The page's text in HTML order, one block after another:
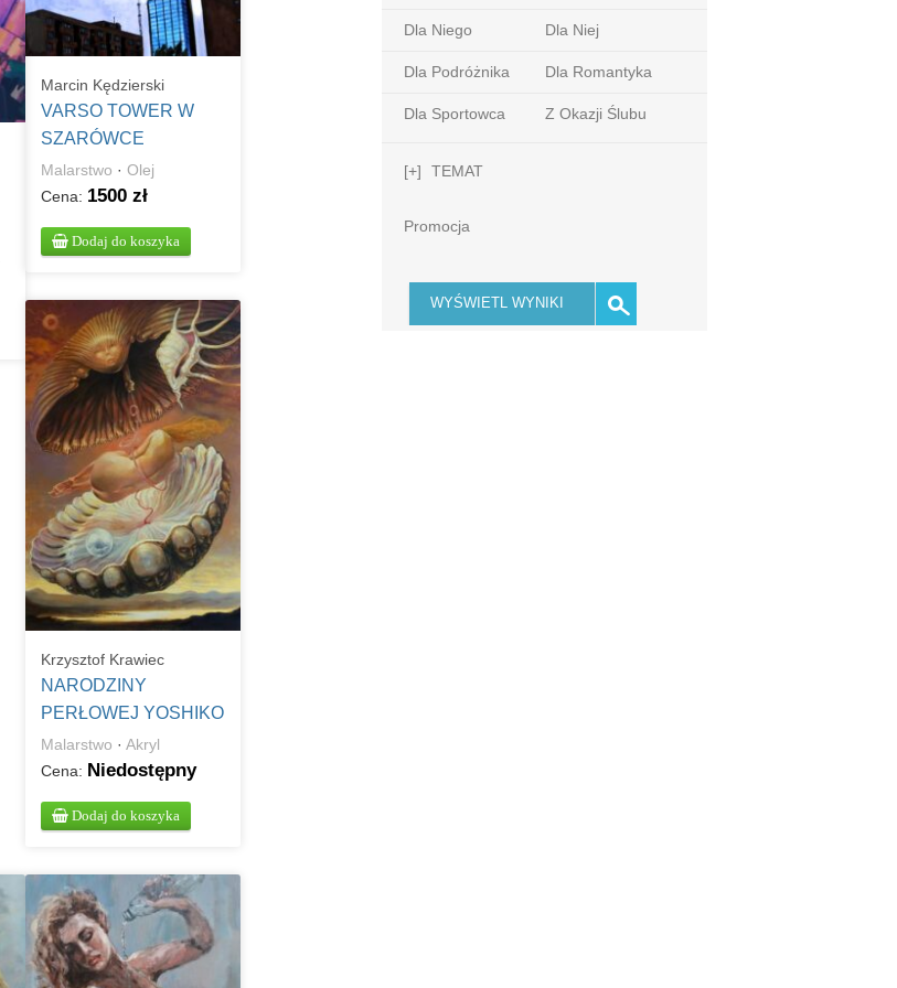
Marcin Kędzierski
VARSO TOWER W
SZARÓWCE
Malarstwo ·Olej
Cena: 1500 zł
Dodaj do koszyka
Krzysztof Krawiec
NARODZINY
PERŁOWEJ YOSHIKO
Malarstwo ·Akryl
Cena: Niedostępny
Dodaj do koszyka
Dla Niego Dla Niej
Dla Podróżnika Dla Romantyka
Dla Sportowca Z Okazji Ślubu
[+] TEMAT
Promocja